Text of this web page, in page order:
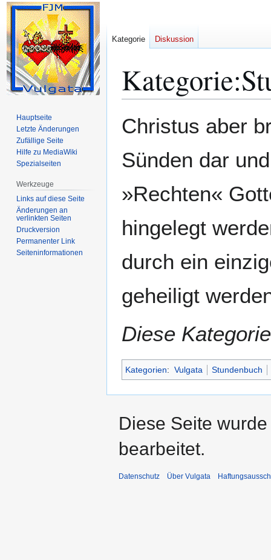
Kategorie:
Navigation
Suche
Christus aber
Sünden dar
»Rechten«
hingelegt
durch ein
geheiligt
Diese
Kategorien: Vulgata Stundenbuch
Kategorie Diskussion
Hauptseite
Letzte Änderungen
Zufällige Seite
Hilfe zu MediaWiki
Spezialseiten
Werkzeuge
Links auf diese Seite
Änderungen an
verlinkten Seiten
Druckversion
Permanenter Link
Seiten­­informationen
Diese Seite
bearbeitet.
Datenschutz Über Vulgata